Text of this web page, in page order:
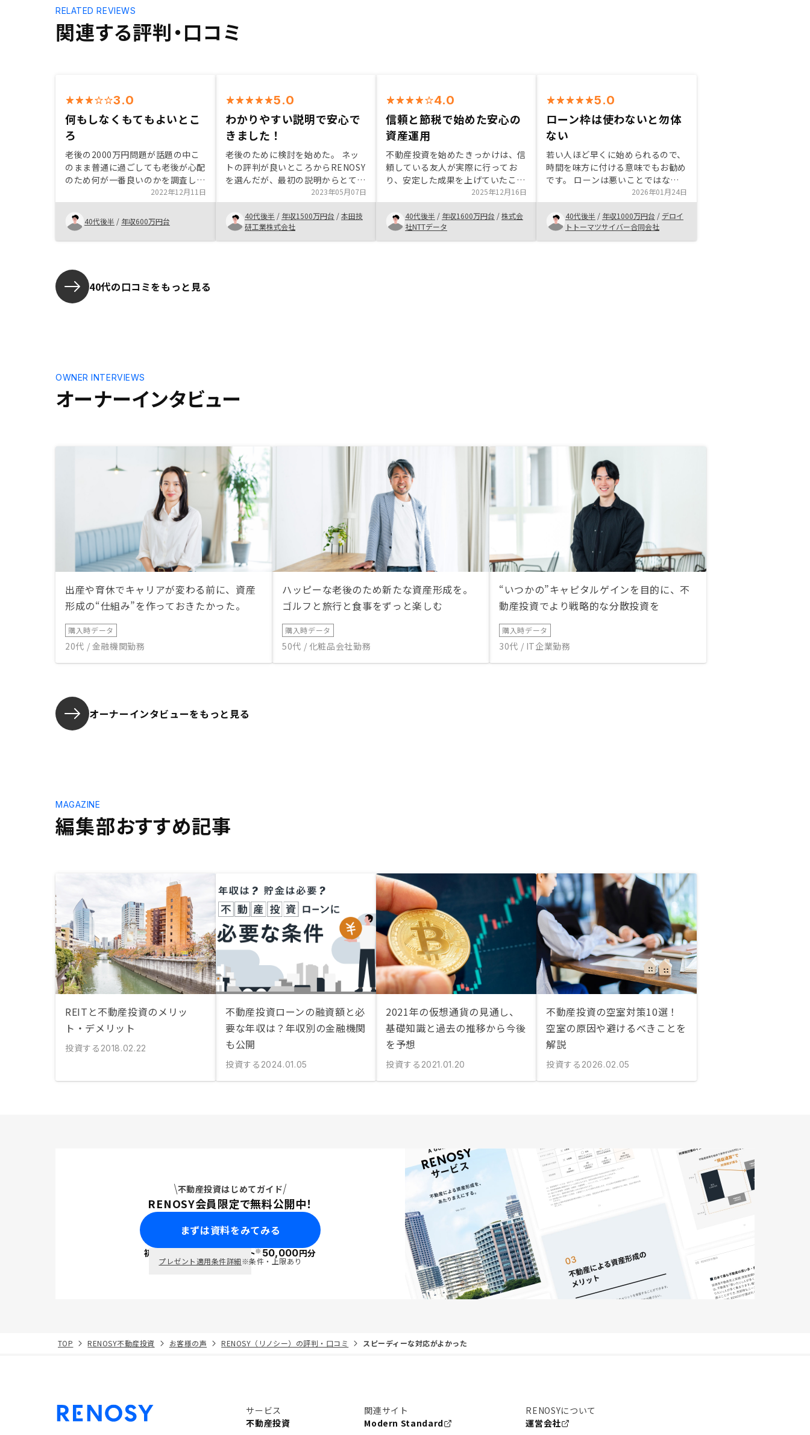
関連する評判・口コミ
RELATED REVIEWS
3.0
何もしなくもてもよいとこ
ろ
老後の2000万円問題が話題の中こ
のまま普通に過ごしても老後が心配
のため何が一番良いのかを調査しな
がらこの不動産投資のことを知っ
た。 先のことで投資たらすぐ戻っ
てくるものではない不安を持ちつつ
確実に老後の心配をしなくても良い
ということが始めてみようと思った
2022年12月11日
40代後半 / 年収600万円台
5.0
わかりやすい説明で安心で
きました！
老後のために検討を始めた。 ネッ
トの評判が良いところからRENOSY
を選んだが、最初の説明からとても
丁寧に対応していただいたのが好感
触でした。 デジタル化が進んでい
ること、データに基づいた物件選定
などもとても良いと思い決めまし
た。
2023年05月07日
40代後半 / 年収1500万円台 /本田技
研工業株式会社
4.0
信頼と節税で始めた安心の
資産運用
不動産投資を始めたきっかけは、信
頼している友人が実際に行ってお
り、安定した成果を上げていたこと
でした。将来的な節税対策としても
魅力を感じ、資産形成の一環として
検討を開始しました。 購入を決め
た理由は、立地や管理体制など物件
の質が高く、長期的な安心感が得ら
2025年12月16日
40代後半 / 年収1600万円台 /株式会
社NTTデータ
5.0
ローン枠は使わないと勿体
ない
若い人ほど早くに始められるので、
時間を味方に付ける意味でもお勧め
です。 ローンは悪いことではない
ので、貸してくれる分だけ有効活用
しないと損ですね。 色々な投資を
していても、不動産投資は自分には
縁のないものと思っていましたが、
意外にも敷居が低くてびっくりで
2026年01月24日
40代後半 / 年収1000万円台 / デロイ
トトーマツサイバー合同会社
40代の口コミをもっと見る
オーナーインタビュー
OWNER INTERVIEWS
出産や育休でキャリアが変わる前に、資産
形成の“仕組み”を作っておきたかった。
購入時データ
20代 / 金融機関勤務
ハッピーな老後のため新たな資産形成を。
ゴルフと旅行と食事をずっと楽しむ
購入時データ
50代 / 化粧品会社勤務
“いつかの”キャピタルゲインを目的に、不
動産投資でより戦略的な分散投資を
購入時データ
30代 / IT企業勤務
オーナーインタビューをもっと見る
編集部おすすめ記事
MAGAZINE
REITと不動産投資のメリッ
ト・デメリット
投資する 2018.02.22
不動産投資ローンの融資額と必
要な年収は？年収別の金融機関
も公開
投資する 2024.01.05
2021年の仮想通貨の見通し、
基礎知識と過去の推移から今後
を予想
投資する 2021.01.20
不動産投資の空室対策10選！
空室の原因や避けるべきことを
解説
投資する 2026.02.05
不動産投資はじめてガイド
RENOSY会員限定で無料公開中！
まずは資料をみてみる
初回面談で ポイント※50,000円分
プレゼント適用条件詳細※条件・上限あり
TOP RENOSY不動産投資 お客様の声 RENOSY（リノシー）の評判・口コミ スピーディーな対応がよかった
サービス
不動産投資
関連サイト
Modern Standard
RENOSYについて
運営会社